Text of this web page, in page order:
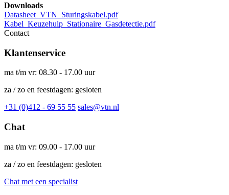
Downloads
Datasheet_VTN_Sturingskabel.pdf
Kabel_Keuzehulp_Stationaire_Gasdetectie.pdf
Contact
Klantenservice
ma t/m vr: 08.30 - 17.00 uur
za / zo en feestdagen: gesloten
+31 (0)412 - 69 55 55 sales@vtn.nl
Chat
ma t/m vr: 09.00 - 17.00 uur
za / zo en feestdagen: gesloten
Chat met een specialist